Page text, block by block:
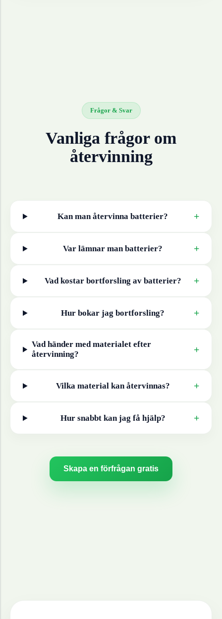
Frågor & Svar
Vanliga frågor om
återvinning
Kan man återvinna batterier? +
Var lämnar man batterier? +
Vad kostar bortforsling av batterier? +
Hur bokar jag bortforsling? +
Vad händer med materialet efter
återvinning?
+
Vilka material kan återvinnas? +
Hur snabbt kan jag få hjälp? +
Skapa en förfrågan gratis